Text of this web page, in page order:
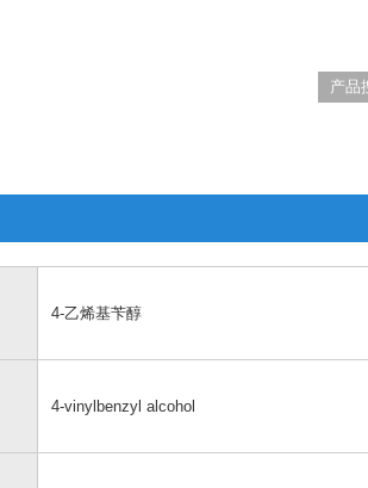
4-乙烯基苄醇
4-vinylbenzyl alcohol